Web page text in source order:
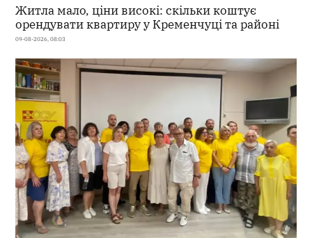
Житла мало, ціни високі: скільки коштує
орендувати квартиру у Кременчуці та районі
09-08-2026, 08:03